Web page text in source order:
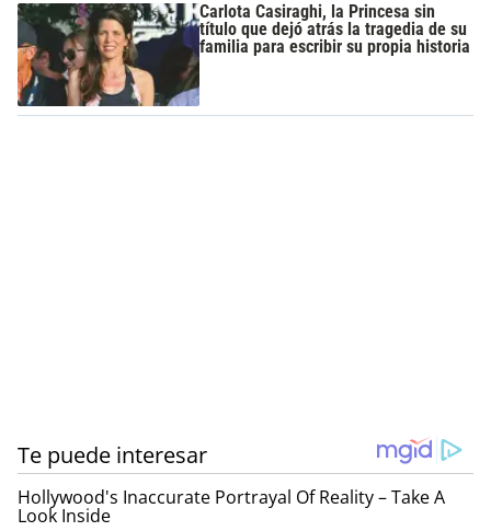
Carlota Casiraghi, la Princesa sin
título que dejó atrás la tragedia de su
familia para escribir su propia historia